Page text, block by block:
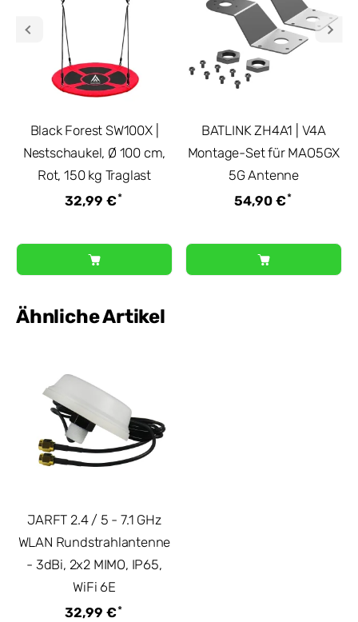
Black Forest SW100X |
Nestschaukel, Ø 100 cm,
Rot, 150 kg Traglast
32,99 €*
BATLINK ZH4A1 | V4A
Montage-Set für MAO5GX
5G Antenne
54,90 €*
Ähnliche Artikel
JARFT 2.4 / 5 - 7.1 GHz
WLAN Rundstrahlantenne
- 3dBi, 2x2 MIMO, IP65,
WiFi 6E
32,99 €*